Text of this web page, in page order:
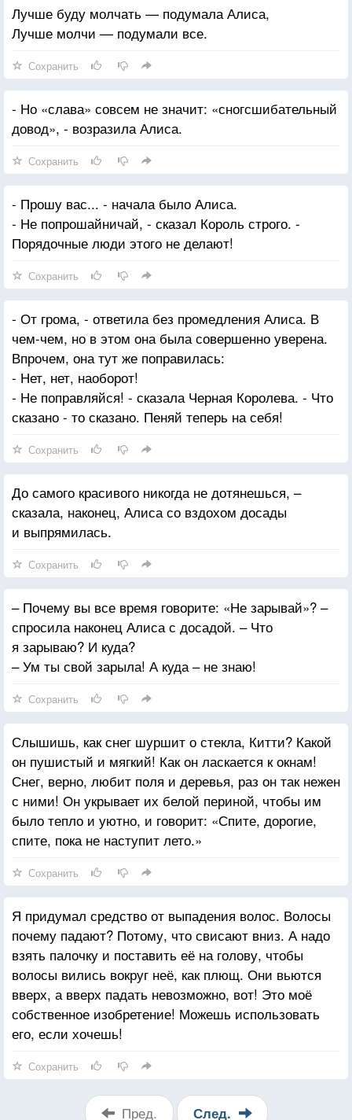
Лучше буду молчать — подумала Алиса,
Лучше молчи — подумали все.
Сохранить
- Но «слава» совсем не значит: «сногсшибательный
довод», - возразила Алиса.
Сохранить
- Прошу вас... - начала было Алиса.
- Не попрошайничай, - сказал Король строго. -
Порядочные люди этого не делают!
Сохранить
- От грома, - ответила без промедления Алиса. В
чем-чем, но в этом она была совершенно уверена.
Впрочем, она тут же поправилась:
- Нет, нет, наоборот!
- Не поправляйся! - сказала Черная Королева. - Что
сказано - то сказано. Пеняй теперь на себя!
Сохранить
До самого красивого никогда не дотянешься, –
сказала, наконец, Алиса со вздохом досады
и выпрямилась.
Сохранить
– Почему вы все время говорите: «Не зарывай»? –
спросила наконец Алиса с досадой. – Что
я зарываю? И куда?
– Ум ты свой зарыла! А куда – не знаю!
Сохранить
Слышишь, как снег шуршит о стекла, Китти? Какой
он пушистый и мягкий! Как он ласкается к окнам!
Снег, верно, любит поля и деревья, раз он так нежен
с ними! Он укрывает их белой периной, чтобы им
было тепло и уютно, и говорит: «Спите, дорогие,
спите, пока не наступит лето.»
Сохранить
Я придумал средство от выпадения волос. Волосы
почему падают? Потому, что свисают вниз. А надо
взять палочку и поставить её на голову, чтобы
волосы вились вокруг неё, как плющ. Они вьются
вверх, а вверх падать невозможно, вот! Это моё
собственное изобретение! Можешь использовать
его, если хочешь!
Сохранить
Пред. След.